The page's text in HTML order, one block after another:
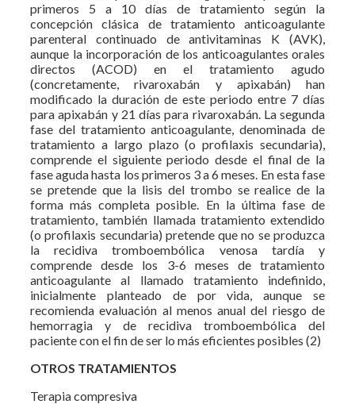
primeros 5 a 10 días de tratamiento según la
concepción clásica de tratamiento anticoagulante
parenteral continuado de antivitaminas K (AVK),
aunque la incorporación de los anticoagulantes orales
directos (ACOD) en el tratamiento agudo
(concretamente, rivaroxabán y apixabán) han
modificado la duración de este periodo entre 7 días
para apixabán y 21 días para rivaroxabán. La segunda
fase del tratamiento anticoagulante, denominada de
tratamiento a largo plazo (o profilaxis secundaria),
comprende el siguiente periodo desde el final de la
fase aguda hasta los primeros 3 a 6 meses. En esta fase
se pretende que la lisis del trombo se realice de la
forma más completa posible. En la última fase de
tratamiento, también llamada tratamiento extendido
(o profilaxis secundaria) pretende que no se produzca
la recidiva tromboembólica venosa tardía y
comprende desde los 3-6 meses de tratamiento
anticoagulante al llamado tratamiento indefinido,
inicialmente planteado de por vida, aunque se
recomienda evaluación al menos anual del riesgo de
hemorragia y de recidiva tromboembólica del
paciente con el fin de ser lo más eficientes posibles (2)
OTROS TRATAMIENTOS
Terapia compresiva